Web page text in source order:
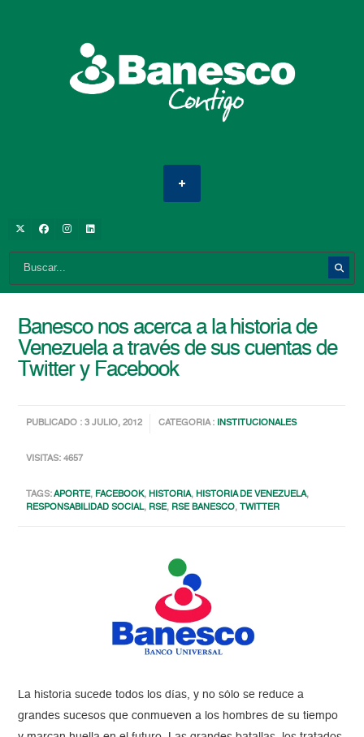
Banesco nos acerca a la historia de
Venezuela a través de sus cuentas de
Twitter y Facebook
PUBLICADO : 3 JULIO, 2012 CATEGORIA : INSTITUCIONALES
VISITAS: 4657
TAGS:APORTE, FACEBOOK,HISTORIA,HISTORIA DE VENEZUELA,
RESPONSABILIDAD SOCIAL, RSE, RSE BANESCO, TWITTER
La historia sucede todos los días, y no sólo se reduce a
grandes sucesos que conmueven a los hombres de su tiempo